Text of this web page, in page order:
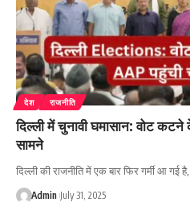
देश राजनीति
दिल्ली में चुनावी घमासान: वोट
सामने
दिल्ली की राजनीति में एक बार फिर गर्मी आ गई
Admin July 31, 2025